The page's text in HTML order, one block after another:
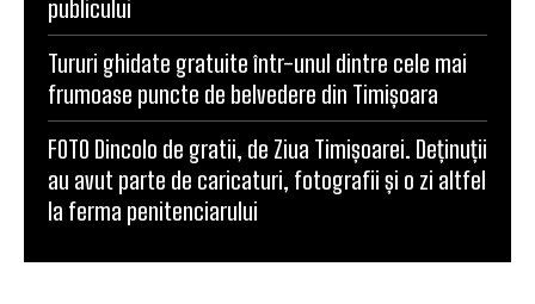
publicului
Tururi ghidate gratuite într-unul dintre cele mai
frumoase puncte de belvedere din Timișoara
FOTO Dincolo de gratii, de Ziua Timișoarei. Deținuții
au avut parte de caricaturi, fotografii și o zi altfel
la ferma penitenciarului